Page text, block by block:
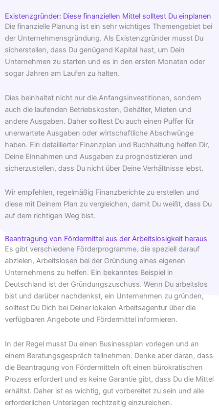
Existenzgründer: Diese finanziellen Mittel solltest Du einplanen
Die finanzielle Planung ist ein sehr wichtiges Themengebiet bei
der Unternehmensgründung. Als Existenzgründer musst Du
sicherstellen, dass Du genügend Kapital hast, um Dein
Unternehmen zu starten und es in den ersten Monaten oder
sogar Jahren am Laufen zu halten.
Dies beinhaltet nicht nur die Anfangsinvestitionen, sondern
auch die laufenden Betriebskosten, Gehälter, Mieten und
andere Ausgaben. Daher solltest Du auch einen Puffer für
unerwartete Ausgaben oder wirtschaftliche Abschwünge
haben. Ein detaillierter Finanzplan und Buchhaltung helfen Dir,
Deine Einnahmen und Ausgaben zu prognostizieren und
sicherzustellen, dass Du nicht über Deine Verhältnisse lebst.
Wir empfehlen, regelmäßig Finanzberichte zu erstellen und
diese mit Deinem Plan zu vergleichen, damit Du weißt, dass Du
auf dem richtigen Weg bist.
Beantragung von Fördermittel aus der Arbeitslosigkeit heraus
Es gibt verschiedene Förderprogramme, die speziell darauf
abzielen, Arbeitslosen bei der Gründung eines eigenen
Unternehmens zu helfen. Ein bekanntes Beispiel in
Deutschland ist der Gründungszuschuss. Wenn Du arbeitslos
bist und darüber nachdenkst, ein Unternehmen zu gründen,
solltest Du Dich bei Deiner lokalen Arbeitsagentur über die
verfügbaren Angebote und Fördermittel informieren.
In der Regel musst Du einen Businessplan vorlegen und an
einem Beratungsgespräch teilnehmen. Denke aber daran, dass
die Beantragung von Fördermitteln oft einen bürokratischen
Prozess erfordert und es keine Garantie gibt, dass Du die Mittel
erhältst. Daher ist es wichtig, gut vorbereitet zu sein und alle
erforderlichen Unterlagen rechtzeitig einzureichen.